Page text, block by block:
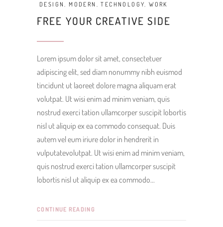
DESIGN, MODERN ,TECHNOLOGY,WORK
FREE YOUR CREATIVE SIDE
Lorem ipsum dolor sit amet, consectetuer
adipiscing elit, sed diam nonummy nibh euismod
tincidunt ut laoreet dolore magna aliquam erat
volutpat. Ut wisi enim ad minim veniam, quis
nostrud exerci tation ullamcorper suscipit lobortis
nisl ut aliquip ex ea commodo consequat. Duis
autem vel eum iriure dolor in hendrerit in
vulputatevolutpat. Ut wisi enim ad minim veniam,
quis nostrud exerci tation ullamcorper suscipit
lobortis nisl ut aliquip ex ea commodo
CONTINUE READING